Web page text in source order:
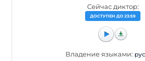
Сейчас диктор:
ДОСТУПЕН ДО 23:59
Владение языками: